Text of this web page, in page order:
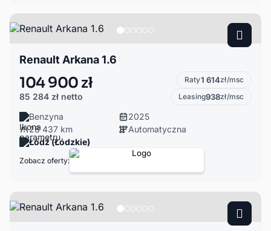
Renault Arkana 1.6
104 900 zł
85 284 zł netto
Raty1 614zł/msc
Leasing938zł/msc
Benzyna
2025
28 437 km
Automatyczna
Łódź (Łódzkie)
Zobacz oferty: